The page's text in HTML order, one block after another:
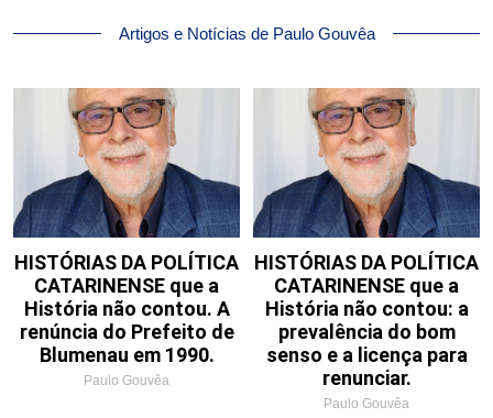
Artigos e Notícias de Paulo Gouvêa
HISTÓRIAS DA POLÍTICA
CATARINENSE que a
História não contou. A
renúncia do Prefeito de
Blumenau em 1990.
Paulo Gouvêa
HISTÓRIAS DA POLÍTICA
CATARINENSE que a
História não contou: a
prevalência do bom
senso e a licença para
renunciar.
Paulo Gouvêa